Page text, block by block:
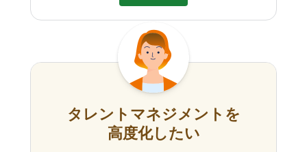
タレントマネジメントを
高度化したい